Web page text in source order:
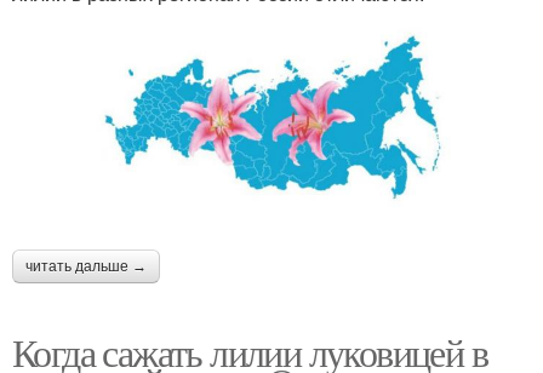
читать дальше →
Когда сажать лилии луковицей в